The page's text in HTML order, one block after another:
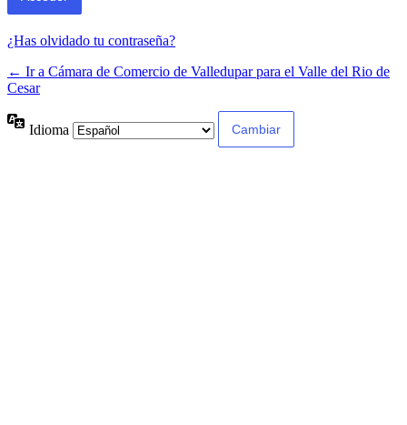
¿Has olvidado tu contraseña?
← Ir a Cámara de Comercio de Valledupar para el Valle del Rio de
Cesar
Idioma